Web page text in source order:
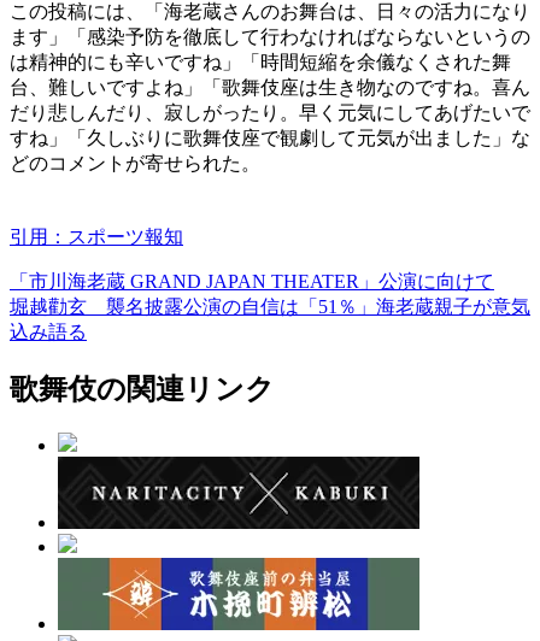
この投稿には、「海老蔵さんのお舞台は、日々の活力になり
ます」「感染予防を徹底して行わなければならないというの
は精神的にも辛いですね」「時間短縮を余儀なくされた舞
台、難しいですよね」「歌舞伎座は生き物なのですね。喜ん
だり悲しんだり、寂しがったり。早く元気にしてあげたいで
すね」「久しぶりに歌舞伎座で観劇して元気が出ました」な
どのコメントが寄せられた。
引用：スポーツ報知
「市川海老蔵 GRAND JAPAN THEATER」公演に向けて
堀越勸玄 襲名披露公演の自信は「51％」海老蔵親子が意気
込み語る
歌舞伎の関連リンク